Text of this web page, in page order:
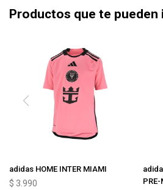
Productos que te pueden
adidas HOME INTER MIAMI
$ 3.990